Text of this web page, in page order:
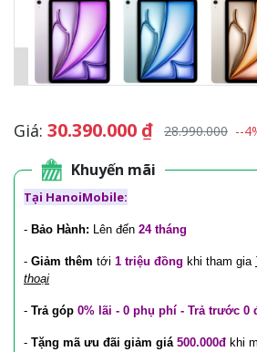
Giá: 30.390.000 ₫ 28.990.000 --
Khuyến mãi
Tại HanoiMobile:
- Bảo Hành: Lên đến 24 tháng
- Giảm thêm tới 1 triệu đồng khi tham gia
thoại
- Trả góp 0% lãi - 0 phụ phí - Trả trước 0
- Tặng mã ưu đãi giảm giá 500.000đ khi